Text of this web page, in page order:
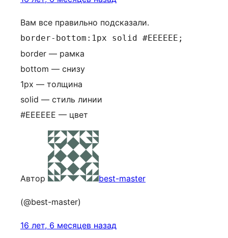
Вам все правильно подсказали.
border-bottom:1px solid #EEEEEE;
border — рамка
bottom — снизу
1px — толщина
solid — стиль линии
#EEEEEE — цвет
Автор best-master
(@best-master)
16 лет, 6 месяцев назад